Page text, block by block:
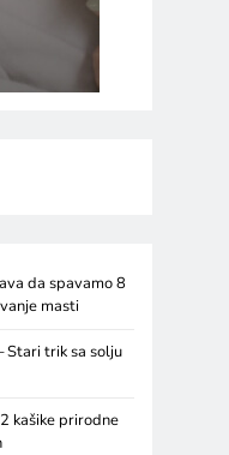
da spavamo 8
masti
Stari trik sa solju
kašike prirodne